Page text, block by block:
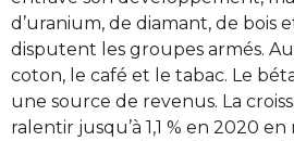
d’uranium, de diamant, de bois
disputent les groupes armés.
coton, le café et le tabac. Le
une source de revenus. La
ralentir jusqu’à 1,1 % en 2020 en